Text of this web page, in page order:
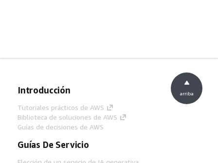
Introducción
Tutoriales prácticos de AWS
Biblioteca de soluciones de AWS
Guías de decisiones de AWS
Guías De Servicio
arriba